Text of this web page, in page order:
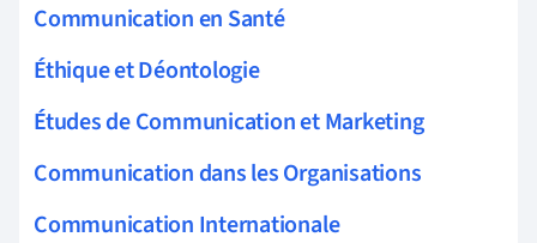
Communication en Santé
Éthique et Déontologie
Études de Communication et Marketing
Communication dans les Organisations
Communication Internationale